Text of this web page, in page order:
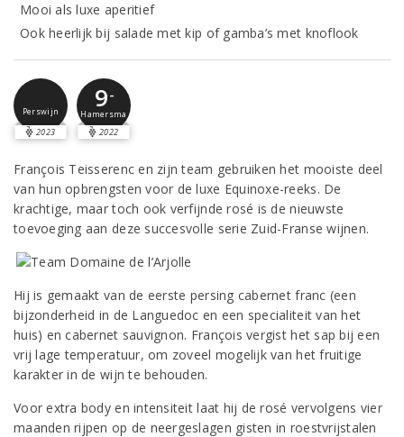
Mooi als luxe aperitief
Ook heerlijk bij salade met kip of gamba’s met knoflook
Perswijn
2023
9-
Hamersma
2022
François Teisserenc en zijn team gebruiken het mooiste deel
van hun opbrengsten voor de luxe Equinoxe-reeks. De
krachtige, maar toch ook verfijnde rosé is de nieuwste
toevoeging aan deze succesvolle serie Zuid-Franse wijnen.
Hij is gemaakt van de eerste persing cabernet franc (een
bijzonderheid in de Languedoc en een specialiteit van het
huis) en cabernet sauvignon. François vergist het sap bij een
vrij lage temperatuur, om zoveel mogelijk van het fruitige
karakter in de wijn te behouden.
Voor extra body en intensiteit laat hij de rosé vervolgens vier
maanden rijpen op de neergeslagen gisten in roestvrijstalen